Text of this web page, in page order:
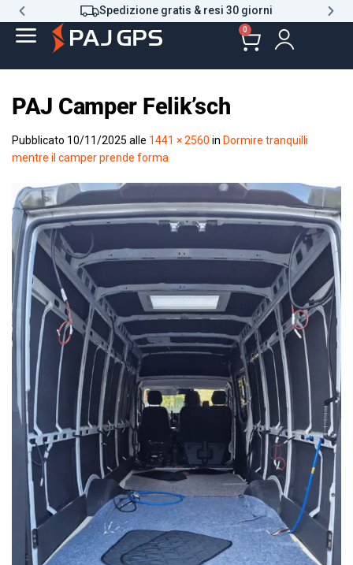
Spedizione gratis & resi 30 giorni
0
PAJ Camper Felik’sch
Pubblicato 10/11/2025 alle 1441 × 2560 in Dormire tranquilli
mentre il camper prende forma